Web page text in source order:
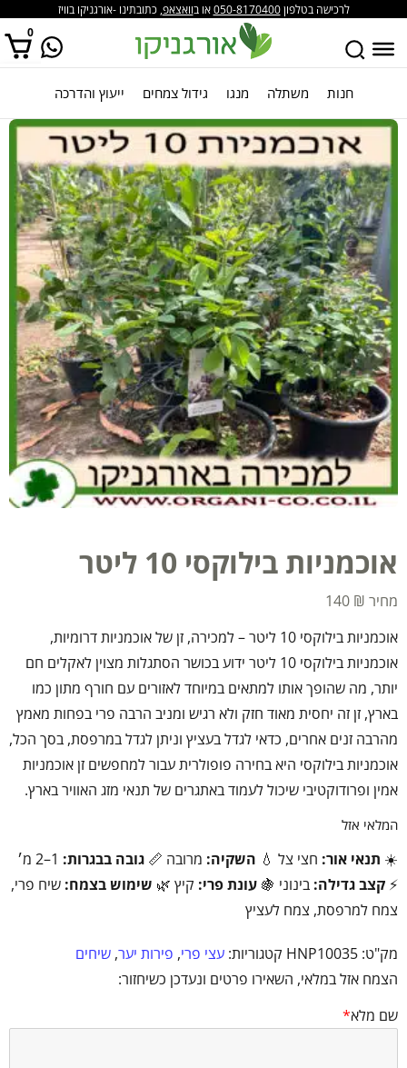
לרכישה בטלפון050-8170400או בוואצאפ, כתובתינו -אורגניקו בוויז
0
אין מוצרים בסל הקניות. חנות משתלה מנגו גידול צמחים ייעוץ והדרכה
אוכמניות בילוקסי 10 ליטר
140 ₪
אוכמניות בילוקסי 10 ליטר – למכירה, זן של אוכמניות דרומיות,
אוכמניות בילוקסי 10 ליטר ידוע בכושר הסתגלות מצוין לאקלים חם
יותר, מה שהופך אותו למתאים במיוחד לאזורים עם חורף מתון כמו
בארץ, זן זה יחסית מאוד חזק ולא רגיש ומניב הרבה פרי בפחות מאמץ
מהרבה זנים אחרים, כדאי לגדל בעציץ וניתן לגדל במרפסת, בסך הכל,
אוכמניות בילוקסי היא בחירה פופולרית עבור למחפשים זן אוכמניות
אמין ופרודוקטיבי שיכול לעמוד באתגרים של תנאי מזג האוויר בארץ.
המלאי אזל
☀️ תנאי אור: חצי צל 💧 השקיה: מרובה 📏 גובה בבגרות:
1–2 מ׳
⚡ קצב גדילה: בינוני 🍇 עונת פרי: קיץ 🌿 שימוש בצמח: שיח פרי,
צמח למרפסת, צמח לעציץ
מק"ט: HNP10035 קטגוריות: עצי פרי, פירות יער, שיחים
הצמח אזל במלאי, השאירו פרטים ונעדכן כשיחזור:
שם מלא*